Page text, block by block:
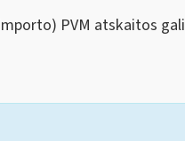
PVM atskaitos